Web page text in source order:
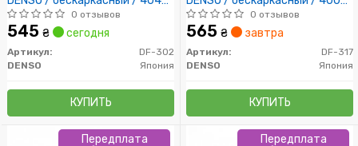
мм. /
0 отзывов
545 ₴ сегодня
Артикул:
DF-302
DENSO
Япония
КУПИТЬ
мм. /
0 отзывов
565 ₴ завтра
Артикул:
DF-317
DENSO
Япония
КУПИТЬ
Передплата
Передплата